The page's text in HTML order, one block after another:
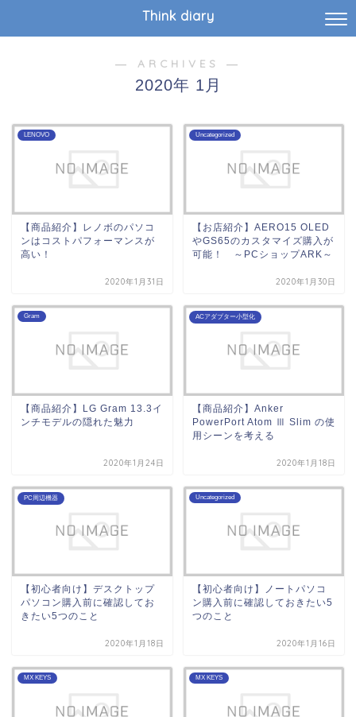
Think diary
― ARCHIVES ―
2020年 1月
LENOVO
【商品紹介】レノボのパソコ
ンはコストパフォーマンスが
高い！
2020年1月31日
Uncategorized
【お店紹介】AERO15 OLED
やGS65のカスタマイズ購入が
可能！ ～PCショップARK～
2020年1月30日
Gram
【商品紹介】LG Gram 13.3イ
ンチモデルの隠れた魅力
2020年1月24日
ACアダプター小型化
【商品紹介】Anker
PowerPort Atom Ⅲ Slim の使
用シーンを考える
2020年1月18日
PC周辺機器
【初心者向け】デスクトップ
パソコン購入前に確認してお
きたい5つのこと
2020年1月18日
Uncategorized
【初心者向け】ノートパソコ
ン購入前に確認しておきたい5
つのこと
2020年1月16日
MX KEYS MX KEYS